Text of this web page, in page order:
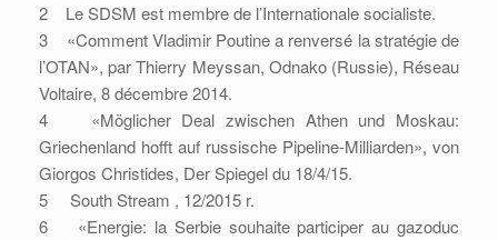
2 Le SDSM est membre de l’Internationale socialiste.
3 «Comment Vladimir Poutine a renversé la stratégie de
l’OTAN», par Thierry Meyssan, Odnako (Russie), Réseau
Voltaire, 8 décembre 2014.
4 «Möglicher Deal zwischen Athen und Moskau:
Griechenland hofft auf russische Pipeline-Milliarden», von
Giorgos Christides, Der Spiegel du 18/4/15.
5 South Stream , 12/2015 r.
6 «Energie: la Serbie souhaite participer au gazoduc